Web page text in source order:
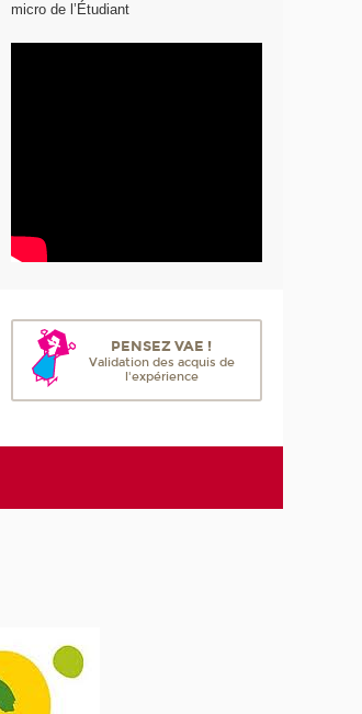
micro de l’Étudiant
PENSEZ VAE !
Validation des acquis de
l'expérience